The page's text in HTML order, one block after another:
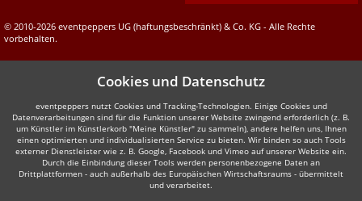
© 2010-2026 eventpeppers UG (haftungsbeschränkt) & Co. KG - Alle Rechte
vorbehalten.
Cookies und Datenschutz
eventpeppers nutzt Cookies und Tracking-Technologien. Einige Cookies und
Datenverarbeitungen sind für die Funktion unserer Website zwingend erforderlich (z. B.
um Künstler im Künstlerkorb "Meine Künstler" zu sammeln), andere helfen uns, Ihnen
einen optimierten und individualisierten Service zu bieten. Wir binden so auch Tools
externer Dienstleister wie z. B. Google, Facebook und Vimeo auf unserer Website ein.
Durch die Einbindung dieser Tools werden personenbezogene Daten an
Drittplattformen - auch außerhalb des Europäischen Wirtschaftsraums - übermittelt
und verarbeitet.